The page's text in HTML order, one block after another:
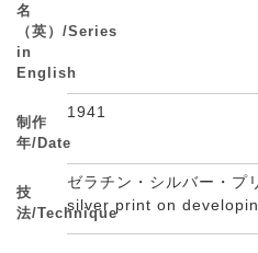
名
（英）/Series
in
English
制作
年/Date
1941
技
法/Technique
ゼラチン・シルバー・
silver print on